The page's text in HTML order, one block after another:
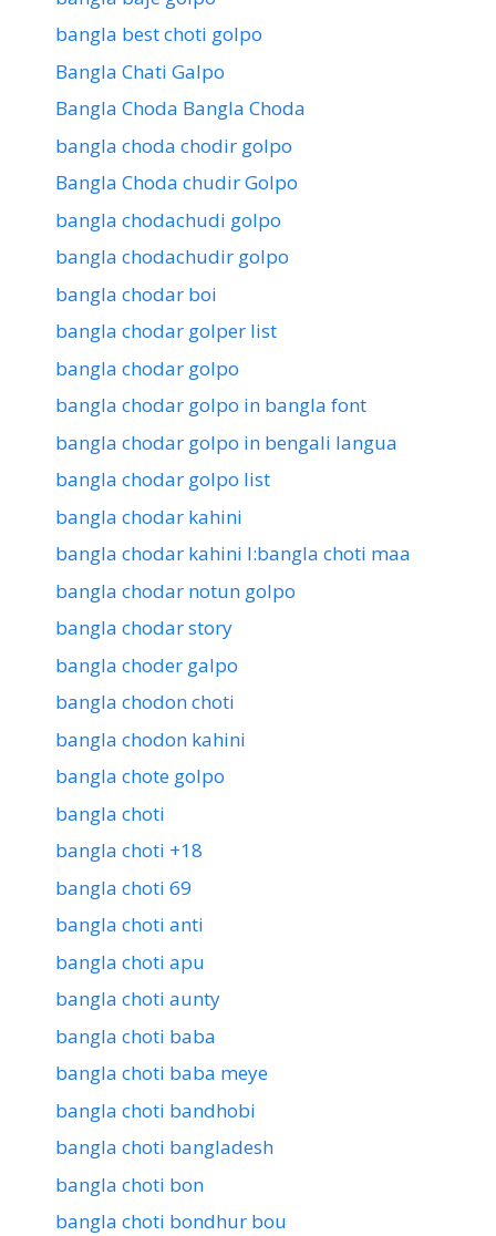
bangla best choti golpo
Bangla Chati Galpo
Bangla Choda Bangla Choda
bangla choda chodir golpo
Bangla Choda chudir Golpo
bangla chodachudi golpo
bangla chodachudir golpo
bangla chodar boi
bangla chodar golper list
bangla chodar golpo
bangla chodar golpo in bangla font
bangla chodar golpo in bengali langua
bangla chodar golpo list
bangla chodar kahini
bangla chodar kahini l:bangla choti maa
bangla chodar notun golpo
bangla chodar story
bangla choder galpo
bangla chodon choti
bangla chodon kahini
bangla chote golpo
bangla choti
bangla choti +18
bangla choti 69
bangla choti anti
bangla choti apu
bangla choti aunty
bangla choti baba
bangla choti baba meye
bangla choti bandhobi
bangla choti bangladesh
bangla choti bon
bangla choti bondhur bou